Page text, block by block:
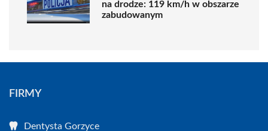
na drodze: 119 km/h w obszarze
zabudowanym
FIRMY
Dentysta Gorzyce